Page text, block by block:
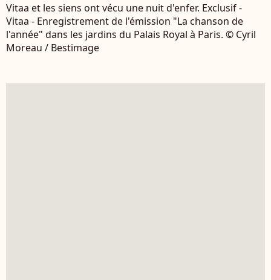
Vitaa et les siens ont vécu une nuit d'enfer. Exclusif -
Vitaa - Enregistrement de l'émission "La chanson de
l'année" dans les jardins du Palais Royal à Paris. © Cyril
Moreau / Bestimage